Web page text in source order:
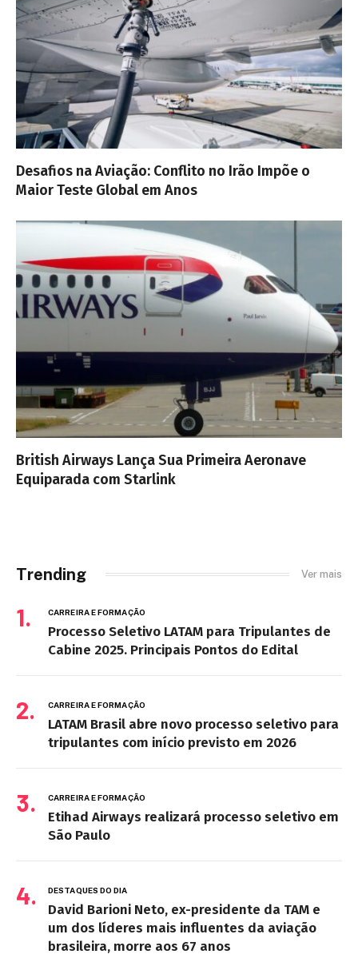
Desafios na Aviação: Conflito no Irão Impõe o
Maior Teste Global em Anos
British Airways Lança Sua Primeira Aeronave
Equiparada com Starlink
Trending Ver mais
CARREIRA E FORMAÇÃO
Processo Seletivo LATAM para Tripulantes de
Cabine 2025. Principais Pontos do Edital
CARREIRA E FORMAÇÃO
LATAM Brasil abre novo processo seletivo para
tripulantes com início previsto em 2026
CARREIRA E FORMAÇÃO
Etihad Airways realizará processo seletivo em
São Paulo
DESTAQUES DO DIA
David Barioni Neto, ex-presidente da TAM e
um dos líderes mais influentes da aviação
brasileira, morre aos 67 anos